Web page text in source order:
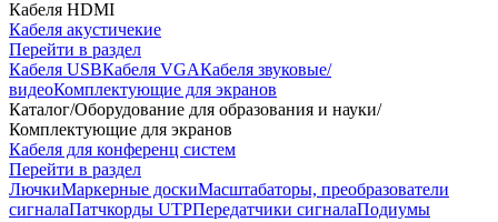
Кабеля HDMI
Кабеля акустичекие
Перейти в раздел
Кабеля USBКабеля VGAКабеля звуковые/
видеоКомплектующие для экранов
Каталог/Оборудование для образования и науки/
Комплектующие для экранов
Кабеля для конференц систем
Перейти в раздел
ЛючкиМаркерные доскиМасштабаторы, преобразователи
сигналаПатчкорды UTPПередатчики сигналаПодиумы